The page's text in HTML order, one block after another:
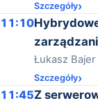
Szczegóły
11:10
Łukasz Bajer
Szczegóły
11:45Z